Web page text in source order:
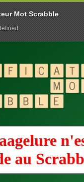
au
Mot Scrabble